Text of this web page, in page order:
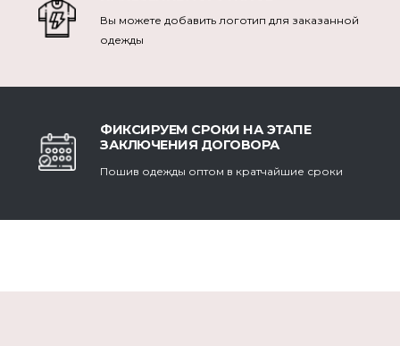
Вы можете добавить логотип для заказанной
одежды
ФИКСИРУЕМ СРОКИ НА ЭТАПЕ
ЗАКЛЮЧЕНИЯ ДОГОВОРА
Пошив одежды оптом в кратчайшие сроки